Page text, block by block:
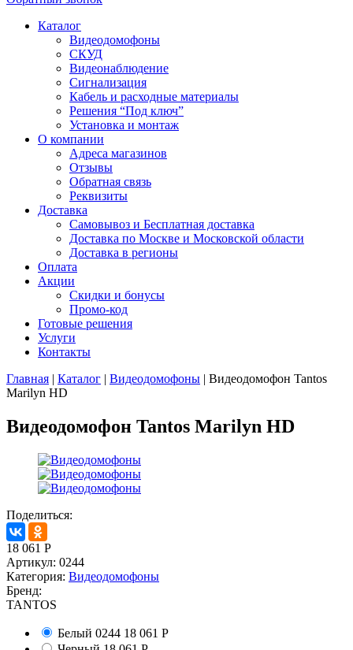
Каталог
Видеодомофоны
СКУД
Видеонаблюдение
Сигнализация
Кабель и расходные материалы
Решения “Под ключ”
Установка и монтаж
О компании
Адреса магазинов
Отзывы
Обратная связь
Реквизиты
Доставка
Самовывоз и Бесплатная доставка
Доставка по Москве и Московской области
Доставка в регионы
Оплата
Акции
Скидки и бонусы
Промо-код
Готовые решения
Услуги
Контакты
Главная | Каталог | Видеодомофоны | Видеодомофон Tantos
Marilyn HD
Видеодомофон Tantos Marilyn HD
Поделиться:
18 061 Р
Артикул: 0244
Категория: Видеодомофоны
Бренд:
TANTOS
Белый 0244 18 061 Р